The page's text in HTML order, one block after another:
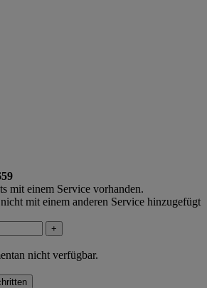
mit einem Service vorhanden.
mit einem anderen Service hinzugefügt
+
nicht verfügbar.